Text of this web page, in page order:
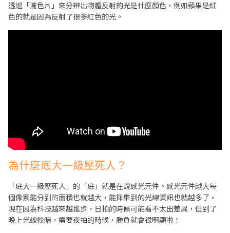
透過「濾色片」來分辨出物體反射的光是什麼顏色，例如蘋果是紅
色的就是因為反射了很多紅色的光。
為什麼底大一級壓死人？
「底大一級壓死人」的「底」就是在說感光元件。感光元件越大每
個像素能分到的面積也就越大，能採集到的光線資訊也就越多了。
現在因為科技越來越進步，日拍的時候可能看不太出差異，但到了
晚上光線較暗，需要夜拍的時候，勝負就會很明顯啦！